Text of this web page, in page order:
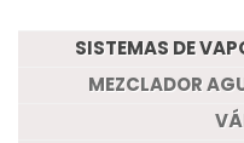
SISTEMAS DE
MEZCLADOR